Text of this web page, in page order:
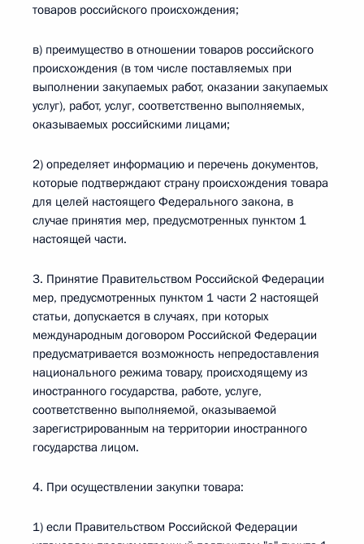
товаров российского происхождения;
в) преимущество в отношении товаров российского
происхождения (в том числе поставляемых при
выполнении закупаемых работ, оказании закупаемых
услуг), работ, услуг, соответственно выполняемых,
оказываемых российскими лицами;
2) определяет информацию и перечень документов,
которые подтверждают страну происхождения товара
для целей настоящего Федерального закона, в
случае принятия мер, предусмотренных пунктом 1
настоящей части.
3. Принятие Правительством Российской Федерации
мер, предусмотренных пунктом 1 части 2 настоящей
статьи, допускается в случаях, при которых
международным договором Российской Федерации
предусматривается возможность непредоставления
национального режима товару, происходящему из
иностранного государства, работе, услуге,
соответственно выполняемой, оказываемой
зарегистрированным на территории иностранного
государства лицом.
4. При осуществлении закупки товара:
1) если Правительством Российской Федерации